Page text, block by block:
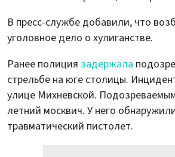
В пресс-службе добавили, что
уголовное дело о хулиганстве.
Ранее полиция задержала
стрельбе на юге столицы.
улице Михневской.
летний москвич. У него
травматический пистолет.